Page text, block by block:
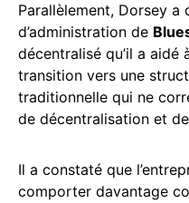
Parallèlement, Dorsey a
d’administration de
décentralisé qu’il a aidé
transition vers une
traditionnelle qui ne
de décentralisation et
Il a constaté que
comporter davantage